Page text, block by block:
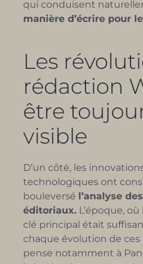
qui conduisent
manière d’écrire pour
Les
rédaction
être
visible
D’un côté, les
technologiques ont
bouleversé l’analyse
éditoriaux.L’époque,
clé principal était
chaque évolution de ces
pense notamment à